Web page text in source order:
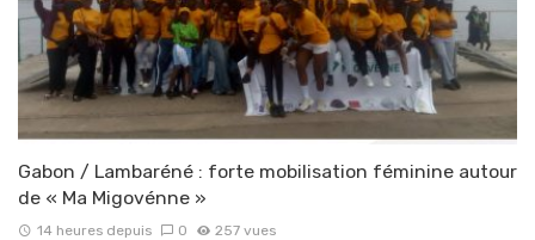
Gabon / Lambaréné : forte mobilisation féminine autour
de « Ma Migovénne »
14 heures depuis 0 257 vues